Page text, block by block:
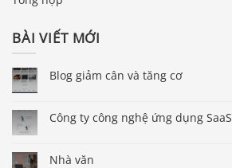
BÀI VIẾT MỚI
Blog giảm cân và tăng cơ
Công ty công nghệ ứng dụng SaaS
Nhà văn